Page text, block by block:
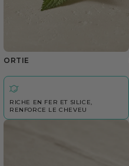
ORTIE
RICHE EN FER ET SILICE,
RENFORCE LE CHEVEU